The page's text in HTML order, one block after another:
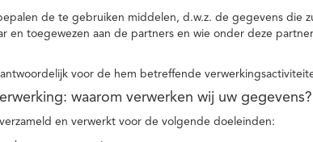
de te gebruiken middelen, d.w.z. de gegevens die
en toegewezen aan de partners en wie onder deze
voor de hem betreffende
waarom verwerken wij uw gegevens?
en verwerkt voor de volgende doeleinden: